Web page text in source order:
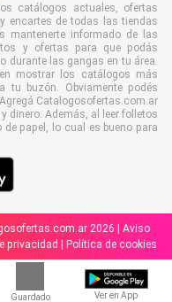
Guardado Ver en App
catálogos actuales, ofertas
encartes de todas las tiendas
mantenerte informado de las
y ofertas para que podás
durante las gangas en tu área.
mostrar los catálogos más
tu buzón. Obviamente podés
Catalogosofertas.com.ar
dinero. Además, al leer folletos
papel, lo cual es bueno para
2026 | Aviso
privacidad | Política de cookies